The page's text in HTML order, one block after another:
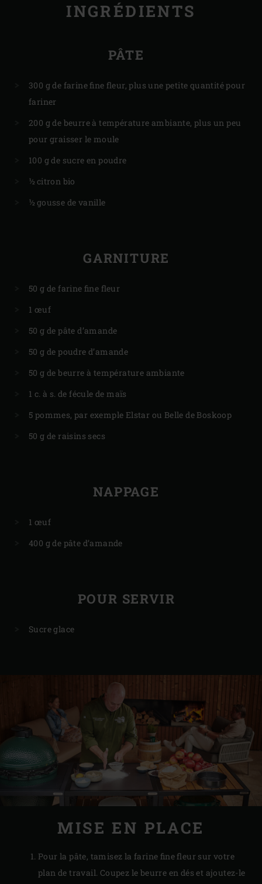
INGRÉDIENTS
PÂTE
300 g de farine fine fleur, plus une petite quantité pour
fariner
200 g de beurre à température ambiante, plus un peu
pour graisser le moule
100 g de sucre en poudre
½ citron bio
½ gousse de vanille
GARNITURE
50 g de farine fine fleur
1 œuf
50 g de pâte d’amande
50 g de poudre d’amande
50 g de beurre à température ambiante
1 c. à s. de fécule de maïs
5 pommes, par exemple Elstar ou Belle de Boskoop
50 g de raisins secs
NAPPAGE
1 œuf
400 g de pâte d’amande
POUR SERVIR
Sucre glace
MISE EN PLACE
Pour la pâte, tamisez la farine fine fleur sur votre
plan de travail. Coupez le beurre en dés et ajoutez-le